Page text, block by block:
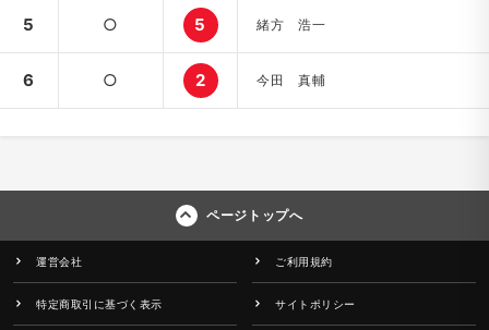
5 ○ 5 緒方 浩一
6 ○ 2 今田 真輔
ページトップへ
運営会社 ご利用規約
特定商取引に基づく表示 サイトポリシー